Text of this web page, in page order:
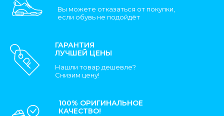
Вы можете отказаться от покупки,
если обувь не подойдёт
ГАРАНТИЯ
ЛУЧШЕЙ ЦЕНЫ
Нашли товар дешевле?
Снизим цену!
100% ОРИГИНАЛЬНОЕ
КАЧЕСТВО!